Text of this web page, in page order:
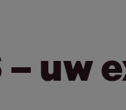
– uw